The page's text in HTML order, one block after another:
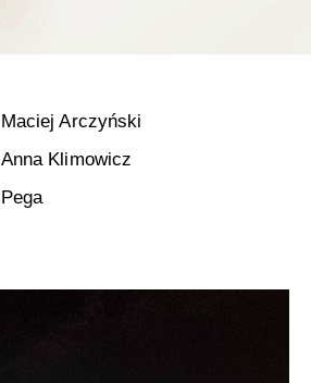
Maciej Arczyński
Anna Klimowicz
Pega